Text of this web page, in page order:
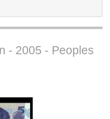
- 2005 - Peoples